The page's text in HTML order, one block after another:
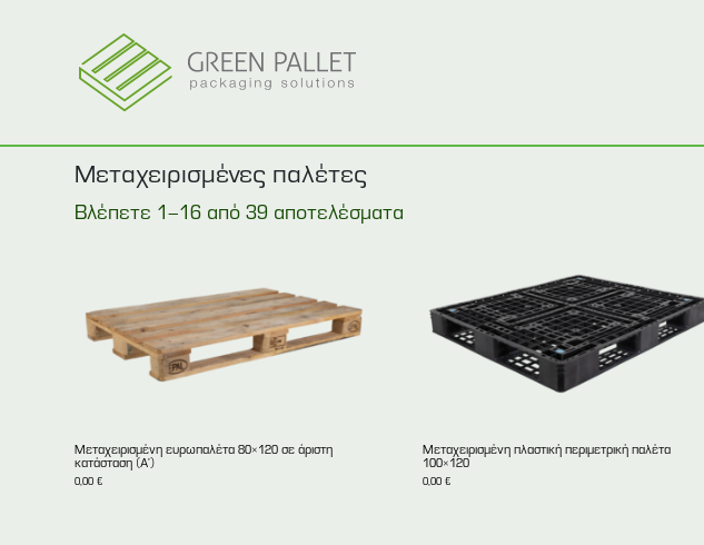
Μεταχειρισμένες παλέτες
Βλέπετε 1–16 από 39 αποτελέσματα
Mεταχειρισμένη ευρωπαλέτα 80×120 σε άριστη
κατάσταση (Α’)
0,00€
Mεταχειρισμένη πλαστική περιμετρική παλέτα
100×120
0,00 €